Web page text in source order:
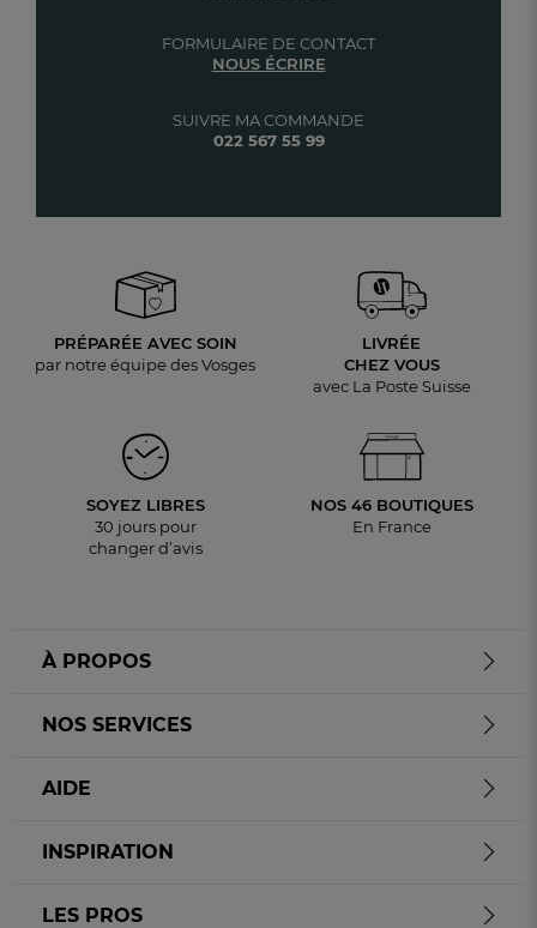
SUIVRE MA COMMANDE
022 567 55 99
FORMULAIRE DE CONTACT
NOUS ÉCRIRE
PRÉPARÉE AVEC SOIN
par notre équipe des Vosges
LIVRÉE
CHEZ VOUS
avec La Poste Suisse
SOYEZ LIBRES
30 jours pour
changer d’avis
NOS 46 BOUTIQUES
En France
À PROPOS
NOS SERVICES
AIDE
INSPIRATION
LES PROS